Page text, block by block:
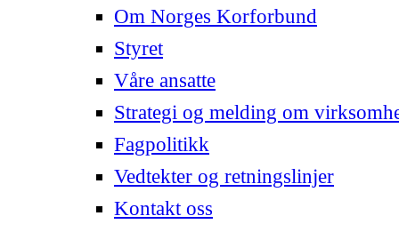
Om Norges Korforbund
Styret
Våre ansatte
Strategi og melding om
Fagpolitikk
Vedtekter og retningslinjer
Kontakt oss